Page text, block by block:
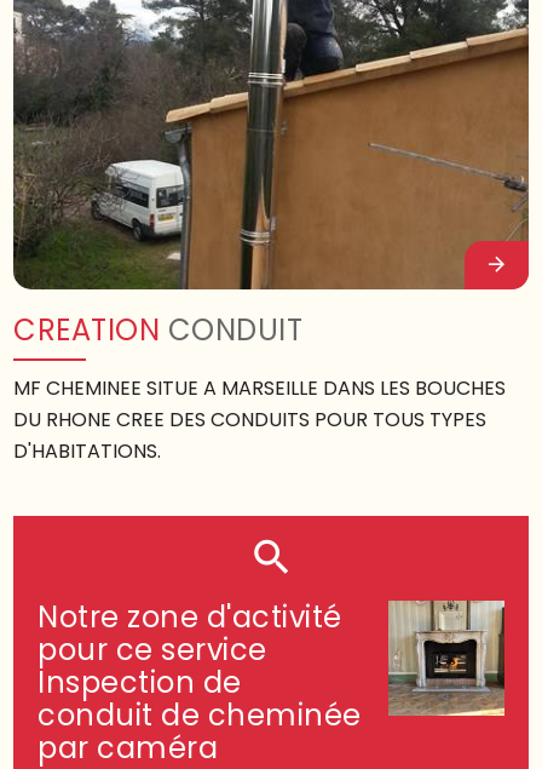
CREATION CONDUIT
MF CHEMINEE SITUE A MARSEILLE DANS LES BOUCHES
DU RHONE CREE DES CONDUITS POUR TOUS TYPES
D'HABITATIONS.
Notre zone d'activité
pour ce service
Inspection de
conduit de cheminée
par caméra